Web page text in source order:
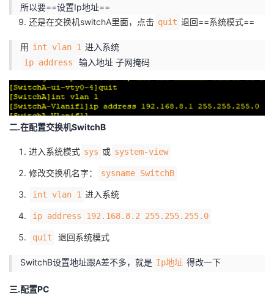
所以要==设置Ip地址==
还是在交换机switchA里面，点击 quit 退回==系统模式==
用 int vlan 1 进入系统
ip address 输入地址 子网掩码
二.在配置交换机SwitchB
进入系统模式 sys 或 system-view
修改交换机名字： sysname SwitchB
int vlan 1 进入系统
ip address 192.168.8.2 255.255.255.0
quit 退回系统模式
SwitchB设置地址跟A差不多，就是 Ip地址 得改一下
三.配置PC